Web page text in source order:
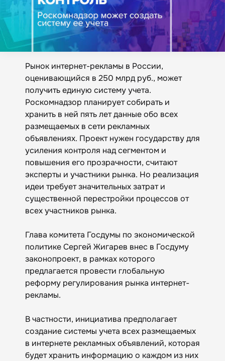
Рынок интернет-рекламы в России,
оценивающийся в 250 млрд руб., может
получить единую систему учета.
Роскомнадзор планирует собирать и
хранить в ней пять лет данные обо всех
размещаемых в сети рекламных
объявлениях. Проект нужен государству для
усиления контроля над сегментом и
повышения его прозрачности, считают
эксперты и участники рынка. Но реализация
идеи требует значительных затрат и
существенной перестройки процессов от
всех участников рынка.
Глава комитета Госдумы по экономической
политике Сергей Жигарев внес в Госдуму
законопроект, в рамках которого
предлагается провести глобальную
реформу регулирования рынка интернет-
рекламы.
В частности, инициатива предполагает
создание системы учета всех размещаемых
в интернете рекламных объявлений, которая
будет хранить информацию о каждом из них